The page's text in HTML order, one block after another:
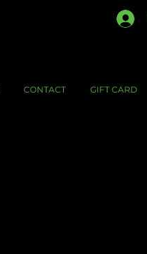
CONTACT GIFT CARD